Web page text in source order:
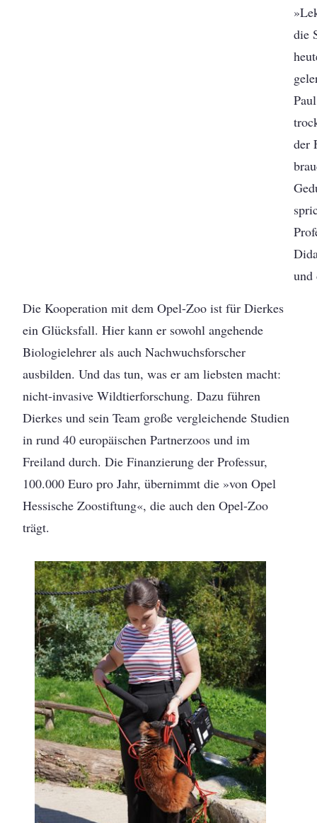
die
der
und
Die Kooperation mit dem Opel-Zoo ist für Dierkes
ein Glücksfall. Hier kann er sowohl angehende
Biologielehrer als auch Nachwuchsforscher
ausbilden. Und das tun, was er am liebsten macht:
nicht-invasive Wildtierforschung. Dazu führen
Dierkes und sein Team große vergleichende Studien
in rund 40 europäischen Partnerzoos und im
Freiland durch. Die Finanzierung der Professur,
100.000 Euro pro Jahr, übernimmt die »von Opel
Hessische Zoostiftung«, die auch den Opel-Zoo
trägt.